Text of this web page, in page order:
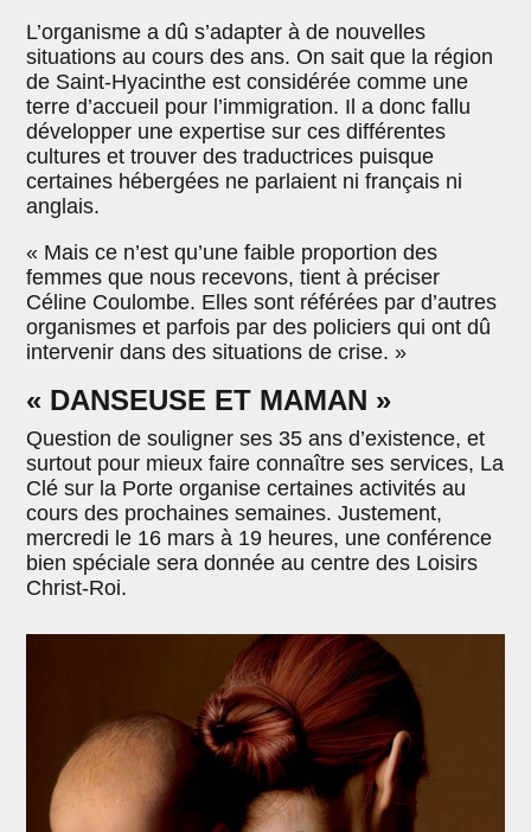
L’organisme a dû s’adapter à de nouvelles
situations au cours des ans. On sait que la région
de Saint-Hyacinthe est considérée comme une
terre d’accueil pour l’immigration. Il a donc fallu
développer une expertise sur ces différentes
cultures et trouver des traductrices puisque
certaines hébergées ne parlaient ni français ni
anglais.
« Mais ce n’est qu’une faible proportion des
femmes que nous recevons, tient à préciser
Céline Coulombe. Elles sont référées par d’autres
organismes et parfois par des policiers qui ont dû
intervenir dans des situations de crise. »
« DANSEUSE ET MAMAN »
Question de souligner ses 35 ans d’existence, et
surtout pour mieux faire connaître ses services, La
Clé sur la Porte organise certaines activités au
cours des prochaines semaines. Justement,
mercredi le 16 mars à 19 heures, une conférence
bien spéciale sera donnée au centre des Loisirs
Christ-Roi.